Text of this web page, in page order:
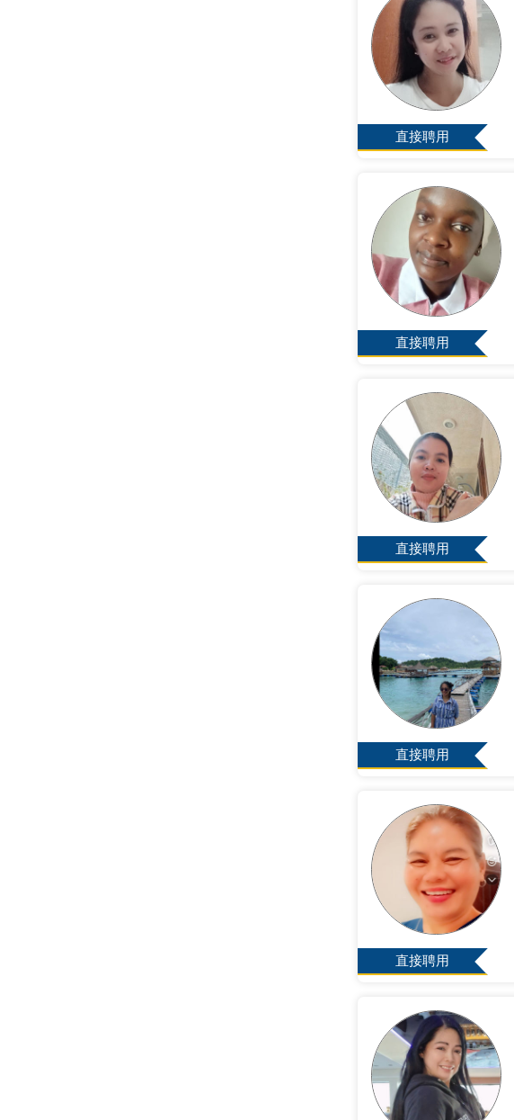
直接聘用
直接聘用
直接聘用
直接聘用
直接聘用